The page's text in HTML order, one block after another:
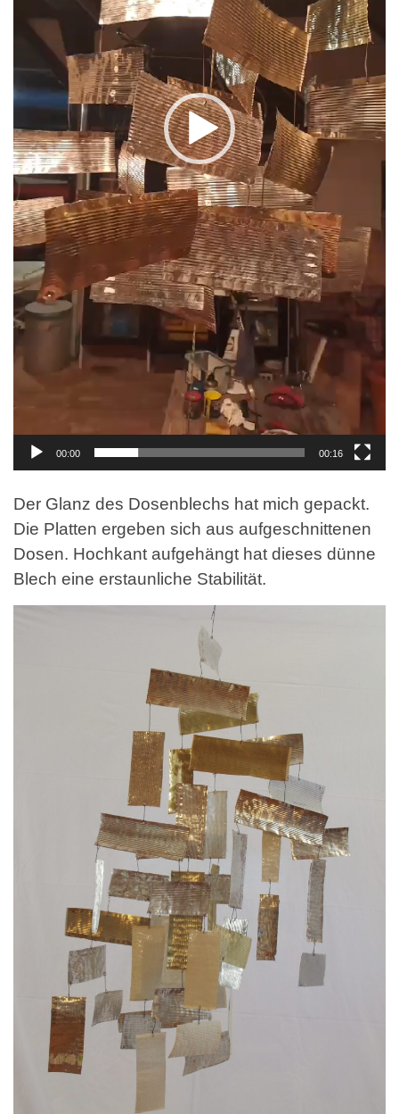
00:00 00:16
Der Glanz des Dosenblechs hat mich gepackt.
Die Platten ergeben sich aus aufgeschnittenen
Dosen. Hochkant aufgehängt hat dieses dünne
Blech eine erstaunliche Stabilität.